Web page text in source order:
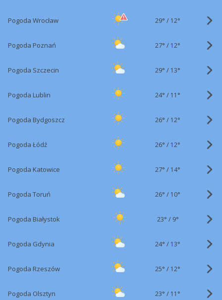
Pogoda Wrocław 29° / 12°
Pogoda Poznań 27° / 12°
Pogoda Szczecin 29° / 13°
Pogoda Lublin 24° / 11°
Pogoda Bydgoszcz 26° / 12°
Pogoda Łódź 26° / 12°
Pogoda Katowice 27° / 14°
Pogoda Toruń 26° / 10°
Pogoda Białystok 23° / 9°
Pogoda Gdynia 24° / 13°
Pogoda Rzeszów 25° / 12°
Pogoda Olsztyn 23° / 11°